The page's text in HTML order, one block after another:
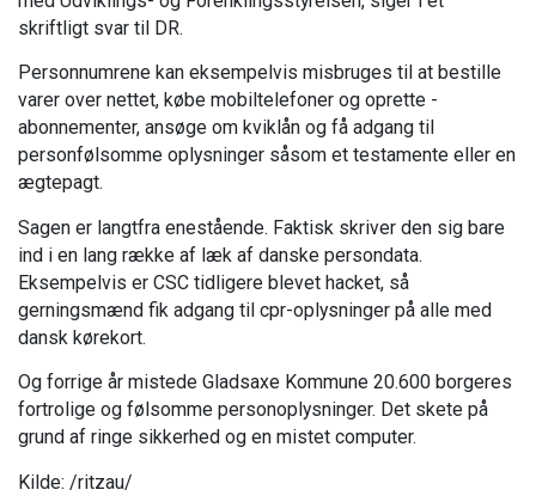
skriftligt svar til DR.
Personnumrene kan eksempelvis misbruges til at bestille
varer over nettet, købe mobiltelefoner og oprette -
abonnementer, ansøge om kviklån og få adgang til
personfølsomme oplysninger såsom et testamente eller en
ægtepagt.
Sagen er langtfra enestående. Faktisk skriver den sig bare
ind i en lang række af læk af danske persondata.
Eksempelvis er CSC tidligere blevet hacket, så
gerningsmænd fik adgang til cpr-oplysninger på alle med
dansk kørekort.
Og forrige år mistede Gladsaxe Kommune 20.600 borgeres
fortrolige og følsomme personoplysninger. Det skete på
grund af ringe sikkerhed og en mistet computer.
Kilde: /ritzau/